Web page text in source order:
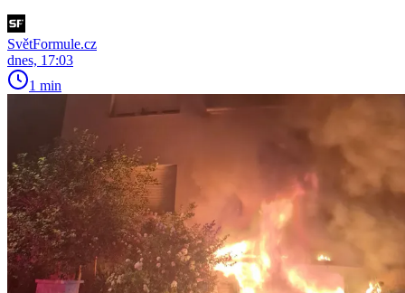
SvětFormule.cz
dnes, 17:03
1 min